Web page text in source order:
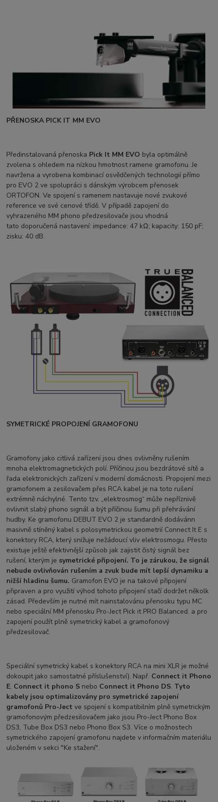
PŘENOSKA PICK IT MM EVO
Předinstalovaná přenoska Pick It MM EVO byla optimálně
zvolena s ohledem na nízkou hmotnost ramene gramofonu. Je
navržena a vyrobena kombinací osvědčených technologií přímo
pro EVO 2 ve spolupráci s dánským výrobcem přenosek
ORTOFON. Ve spojení s ramenem nastavuje nové zvukové
reference ve své cenové třídě. V případě zapojení do
vyhrazeného MM phono předzesilovače jsou vhodná
tato doporučená nastavení: impedance: 47 kΩ; kapacity: 150 pF;
zisku: 40 dB.
SYMETRICKÉ PROPOJENÍ GRAMOFONU
Gramofony jako citlivá zařízení jsou dnes ovlivněny rušením
mnoha elektromagnetických polí. Příčinou jsou bezdrátové sítě a
řada elektronických zařízení v moderní domácnosti. Propojení mezi
gramofonem a zesilovačem přes RCA kabel je na toto rušení
extrémně náchylné. Tento tzv. „elektrosmog“ může nepříznivě
ovlivnit slabý phono signál a být příčinou šumu při přehrávání
hudby. Ke gramofonu DEBUT EVO 2 je standardně dodávánn
masivně stíněný kabel s polosymetrickou geometrií Connect It E s
konektory RCA, který snižuje nežádoucí vliv elektrosmogu. Přesto
existuje ještě efektivnější způsob jak zajistit čistý signál bez
rušení, kterým je symetrické připojení. To je zárukou, že signál
nebude ovlivňován rušením a zvuk bude mít lepší dynamiku a
nižší hladinu šumu. Gramofon EVO je na takové připojení
připraven a pro využití výhod tohoto připojení stačí dodržet několk
zásad. Především je nutné mít nainstalovánu přenosku typu MC
nebo speciální MM přenosku Pro-Ject Pick it PRO Balanced. a pro
zapojení použít plně symetrický kabel a gramofonový
předzesilovač.
Speciální symetrický kabel s konektory RCA na mini XLR je možné
dokoupit jako samostatné příslušenství). Např. Connect it Phono
E, Connect it phono S nebo Connect it Phono DS. Tyto
kabely jsou optimalizovány pro symetrické zapojení
gramofonů Pro-Jectve spojení s kompatibilním plně symetrickým
gramofonovým předzesilovačem jako jsou Pro-Ject Phono Box
DS3, Tube Box DS3 nebo Phono Box S3. Více o možnostech
symetrického zapojení gramofonu najdete v informačním materiálu
uloženém v sekci "Ke stažení".